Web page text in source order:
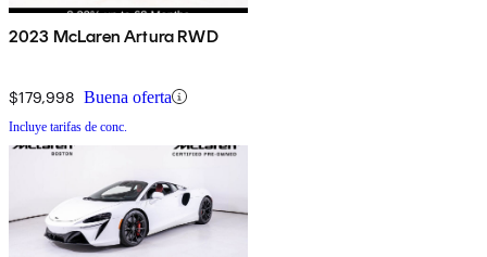
2023 McLaren Artura RWD
$179,998 Buena oferta
Incluye tarifas de conc.